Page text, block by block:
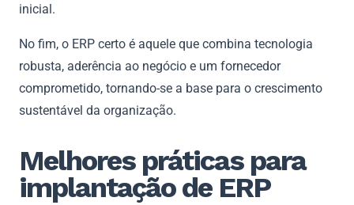
inicial.
No fim, o ERP certo é aquele que combina tecnologia
robusta, aderência ao negócio e um fornecedor
comprometido, tornando-se a base para o crescimento
sustentável da organização.
Melhores práticas para
implantação de ERP